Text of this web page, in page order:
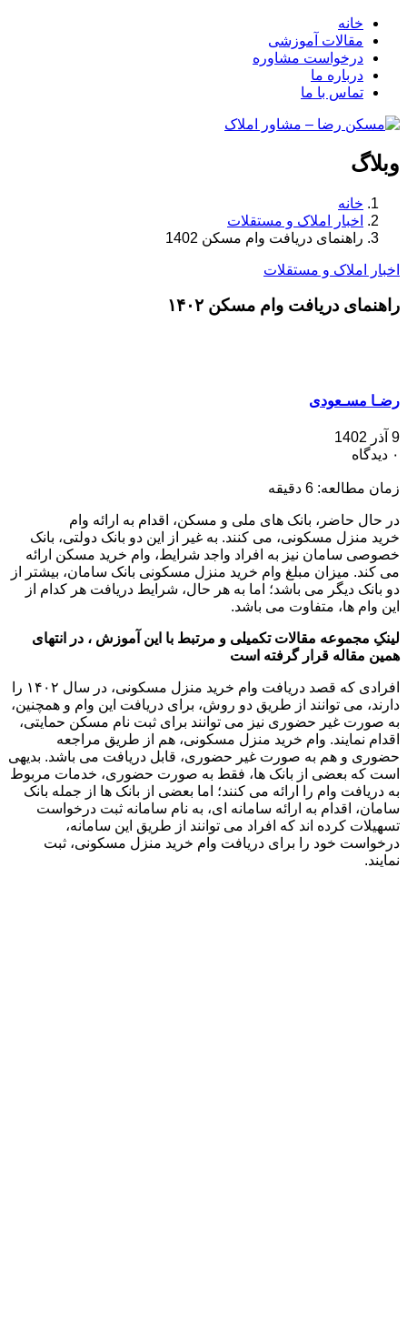
خانه
مقالات آموزشی
درخواست مشاوره
درباره ما
تماس با ما
وبلاگ
خانه
اخبار املاک و مستقلات
راهنمای دریافت وام مسکن 1402
اخبار املاک و مستقلات
راهنمای دریافت وام مسکن ۱۴۰۲
رضـا مسـعودی
9 آذر 1402
۰ دیدگاه
زمان مطالعه: 6 دقیقه
در حال حاضر، بانک های ملی و مسکن، اقدام به ارائه وام
خرید منزل مسکونی، می کنند. به غیر از این دو بانک دولتی، بانک
خصوصی سامان نیز به افراد واجد شرایط، وام خرید مسکن ارائه
می کند. میزان مبلغ وام خرید منزل مسکونی بانک سامان، بیشتر از
دو بانک دیگر می باشد؛ اما به هر حال، شرایط دریافت هر کدام از
این وام ها، متفاوت می باشد.
لینکِ مجموعه مقالات تکمیلی و مرتبط با این آموزش ، در انتهای
همین مقاله قرار گرفته است
افرادی که قصد دریافت وام خرید منزل مسکونی، در سال ۱۴۰۲ را
دارند، می توانند از طریق دو روش، برای دریافت این وام و همچنین،
به صورت غیر حضوری نیز می توانند برای ثبت نام مسکن حمایتی،
اقدام نمایند. وام خرید منزل مسکونی، هم از طریق مراجعه
حضوری و هم به صورت غیر حضوری، قابل دریافت می باشد. بدیهی
است که بعضی از بانک ها، فقط به صورت حضوری، خدمات مربوط
به دریافت وام را ارائه می کنند؛ اما بعضی از بانک ها از جمله بانک
سامان، اقدام به ارائه سامانه ای، به نام سامانه ثبت درخواست
تسهیلات کرده اند که افراد می توانند از طریق این سامانه،
درخواست خود را برای دریافت وام خرید منزل مسکونی، ثبت
نمایند.